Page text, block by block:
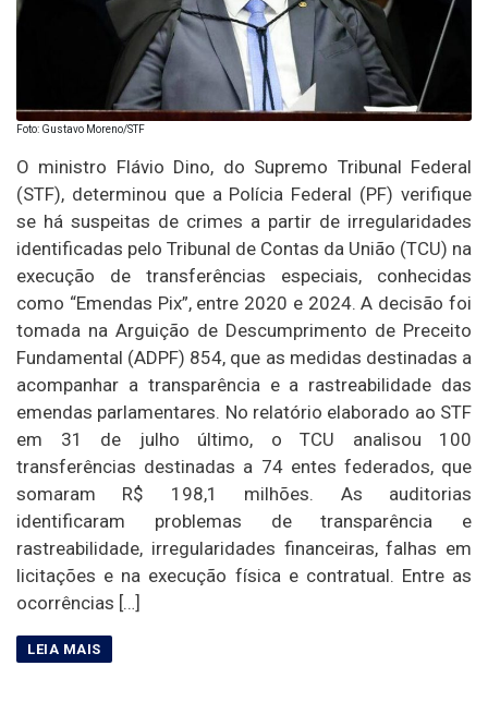
Foto: Gustavo Moreno/STF
O ministro Flávio Dino, do Supremo Tribunal Federal
(STF), determinou que a Polícia Federal (PF) verifique
se há suspeitas de crimes a partir de irregularidades
identificadas pelo Tribunal de Contas da União (TCU) na
execução de transferências especiais, conhecidas
como “Emendas Pix”, entre 2020 e 2024. A decisão foi
tomada na Arguição de Descumprimento de Preceito
Fundamental (ADPF) 854, que as medidas destinadas a
acompanhar a transparência e a rastreabilidade das
emendas parlamentares. No relatório elaborado ao STF
em 31 de julho último, o TCU analisou 100
transferências destinadas a 74 entes federados, que
somaram R$ 198,1 milhões. As auditorias
identificaram problemas de transparência e
rastreabilidade, irregularidades financeiras, falhas em
licitações e na execução física e contratual. Entre as
ocorrências […]